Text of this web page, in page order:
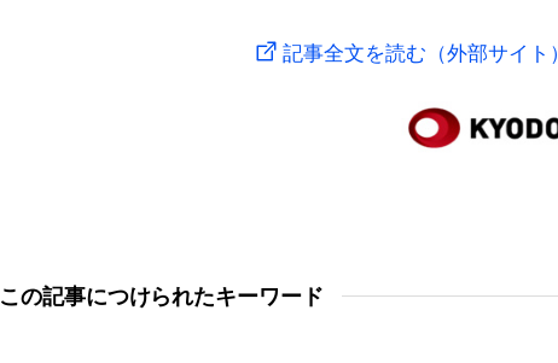
記事全文を読む（外部サイト）
この記事につけられたキーワード